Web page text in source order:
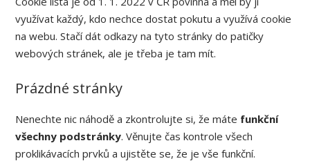
využívat každý, kdo nechce dostat pokutu a využívá cookie
na webu. Stačí dát odkazy na tyto stránky do patičky
webových stránek, ale je třeba je tam mít.
Prázdné stránky
Nenechte nic náhodě a zkontrolujte si, že máte funkční
všechny podstránky. Věnujte čas kontrole všech
proklikávacích prvků a ujistěte se, že je vše funkční.